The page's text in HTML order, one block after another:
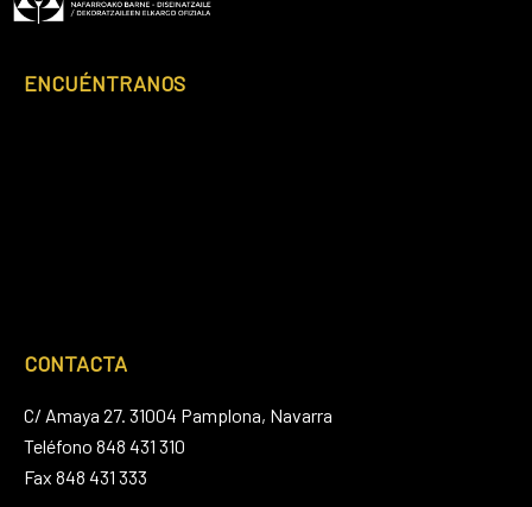
Footer
ENCUÉNTRANOS
CONTACTA
C/ Amaya 27. 31004 Pamplona, Navarra
Teléfono 848 431 310
Fax 848 431 333